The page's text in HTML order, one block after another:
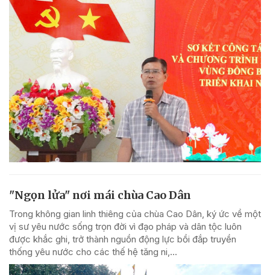
"Ngọn lửa" nơi mái chùa Cao Dân
Trong không gian linh thiêng của chùa Cao Dân, ký ức về một
vị sư yêu nước sống trọn đời vì đạo pháp và dân tộc luôn
được khắc ghi, trở thành nguồn động lực bồi đắp truyền
thống yêu nước cho các thế hệ tăng ni,...